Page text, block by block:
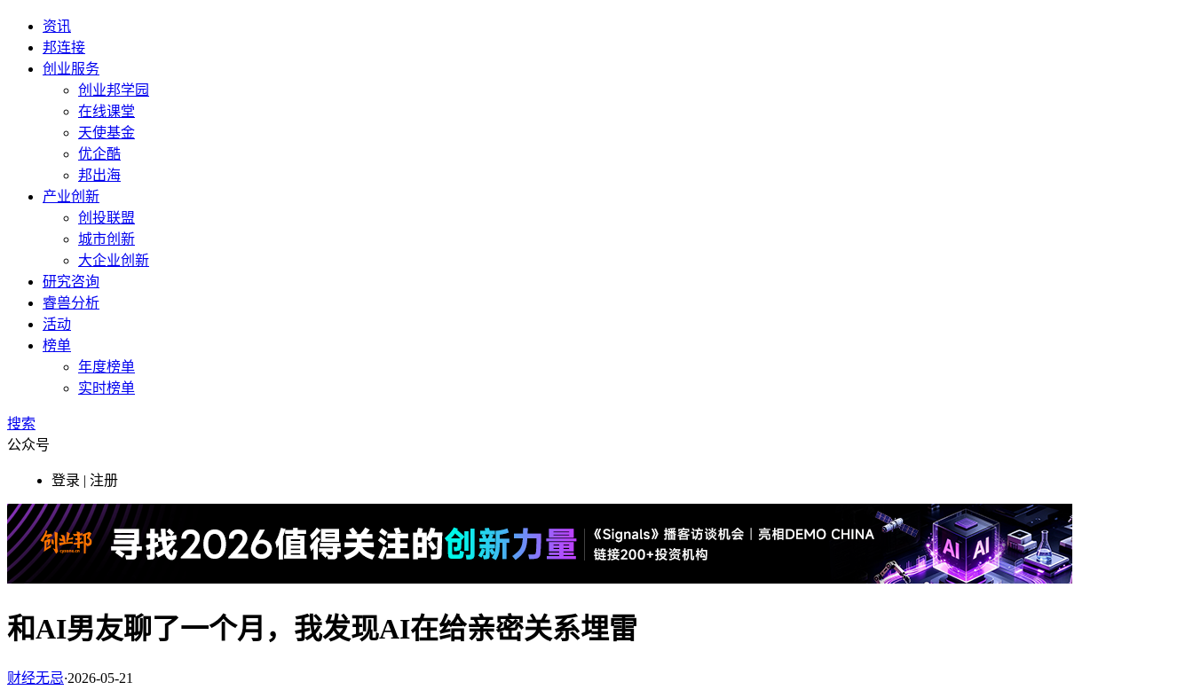
资讯
邦连接
创业服务
创业邦学园
在线课堂
天使基金
优企酷
邦出海
产业创新
创投联盟
城市创新
大企业创新
研究咨询
睿兽分析
活动
榜单
年度榜单
实时榜单
搜索
公众号
登录 | 注册
和AI男友聊了一个月，我发现AI在给亲密关系埋雷
财经无忌·2026-05-21